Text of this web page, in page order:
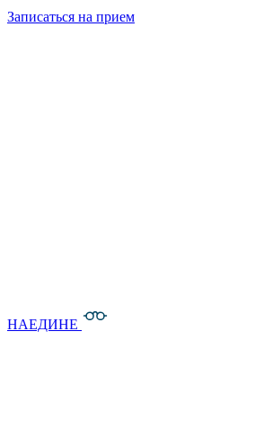
Записаться на прием
НАЕДИНЕ